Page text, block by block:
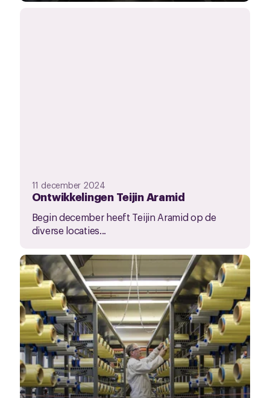
11 december 2024
Ontwikkelingen Teijin Aramid
Begin december heeft Teijin Aramid op de
diverse locaties...